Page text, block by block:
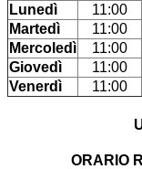
Lunedì
11:00
Martedì
11:00
Mercoledì
11:00
Giovedì
11:00
Venerdì
11:00
ORARIO